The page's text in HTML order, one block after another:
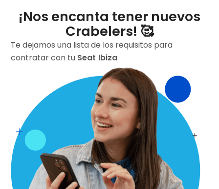
¡Nos encanta tener nuevos
Crabelers! 🥰
Te dejamos una lista de los requisitos para
contratar con tu Seat Ibiza